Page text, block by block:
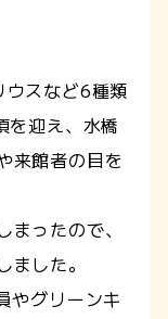
スなど6種類
迎え、水橋
来館者の目を
ったので、
ました。
やグリーンキ